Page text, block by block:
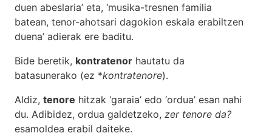
duen abeslaria’ eta, ‘musika-tresnen familia
batean, tenor-ahotsari dagokion eskala erabiltzen
duena’ adierak ere baditu.
Bide beretik, kontratenor hautatu da
batasunerako (ez *kontratenore).
Aldiz, tenore hitzak ‘garaia’ edo ‘ordua’ esan nahi
du. Adibidez, ordua galdetzeko, zer tenore da?
esamoldea erabil daiteke.